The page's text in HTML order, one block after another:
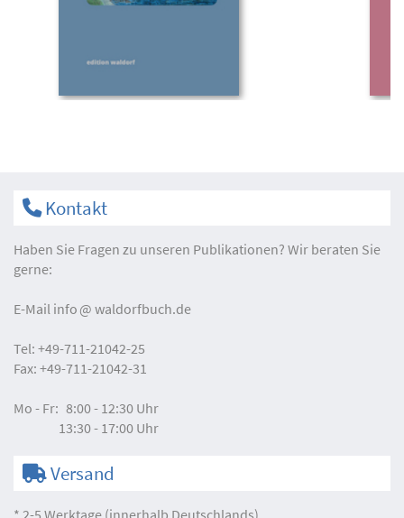
Kontakt
Haben Sie Fragen zu unseren Publikationen? Wir beraten Sie
gerne:
E-Mail info waldorfbuch.de
Tel: +49-711-21042-25
Fax: +49-711-21042-31
Mo - Fr: 8:00 - 12:30 Uhr
13:30 - 17:00 Uhr
Versand
* 2-5 Werktage (innerhalb Deutschlands)